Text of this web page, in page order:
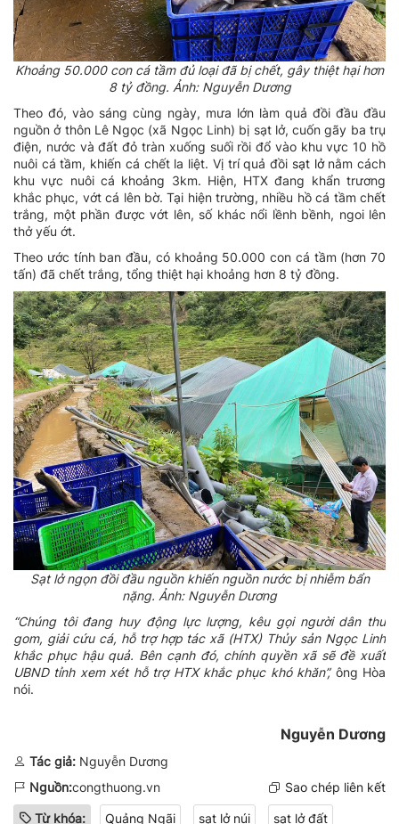
Khoảng 50.000 con cá tầm đủ loại đã bị chết, gây thiệt hại hơn
8 tỷ đồng. Ảnh: Nguyễn Dương
Theo đó, vào sáng cùng ngày, mưa lớn làm quả đồi đầu đầu
nguồn ở thôn Lê Ngọc (xã Ngọc Linh) bị sạt lở, cuốn gãy ba trụ
điện, nước và đất đỏ tràn xuống suối rồi đổ vào khu vực 10 hồ
nuôi cá tầm, khiến cá chết la liệt. Vị trí quả đồi sạt lở nằm cách
khu vực nuôi cá khoảng 3km. Hiện, HTX đang khẩn trương
khắc phục, vớt cá lên bờ. Tại hiện trường, nhiều hồ cá tầm chết
trắng, một phần được vớt lên, số khác nổi lềnh bềnh, ngoi lên
thở yếu ớt.
Theo ước tính ban đầu, có khoảng 50.000 con cá tầm (hơn 70
tấn) đã chết trắng, tổng thiệt hại khoảng hơn 8 tỷ đồng.
Sạt lở ngọn đồi đầu nguồn khiến nguồn nước bị nhiễm bẩn
nặng. Ảnh: Nguyễn Dương
“Chúng tôi đang huy động lực lượng, kêu gọi người dân thu
gom, giải cứu cá, hỗ trợ hợp tác xã (HTX) Thủy sản Ngọc Linh
khắc phục hậu quả. Bên cạnh đó, chính quyền xã sẽ đề xuất
UBND tỉnh xem xét hỗ trợ HTX khắc phục khó khăn”,ông Hòa
nói.
Nguyễn Dương
Tác giả: Nguyễn Dương
Nguồn:congthuong.vn Sao chép liên kết
Từ khóa: Quảng Ngãi sạt lở núi sạt lở đất